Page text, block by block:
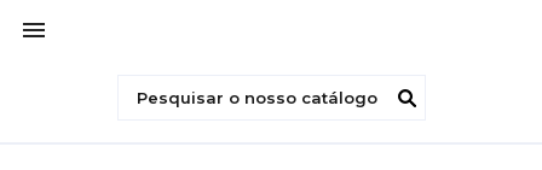
